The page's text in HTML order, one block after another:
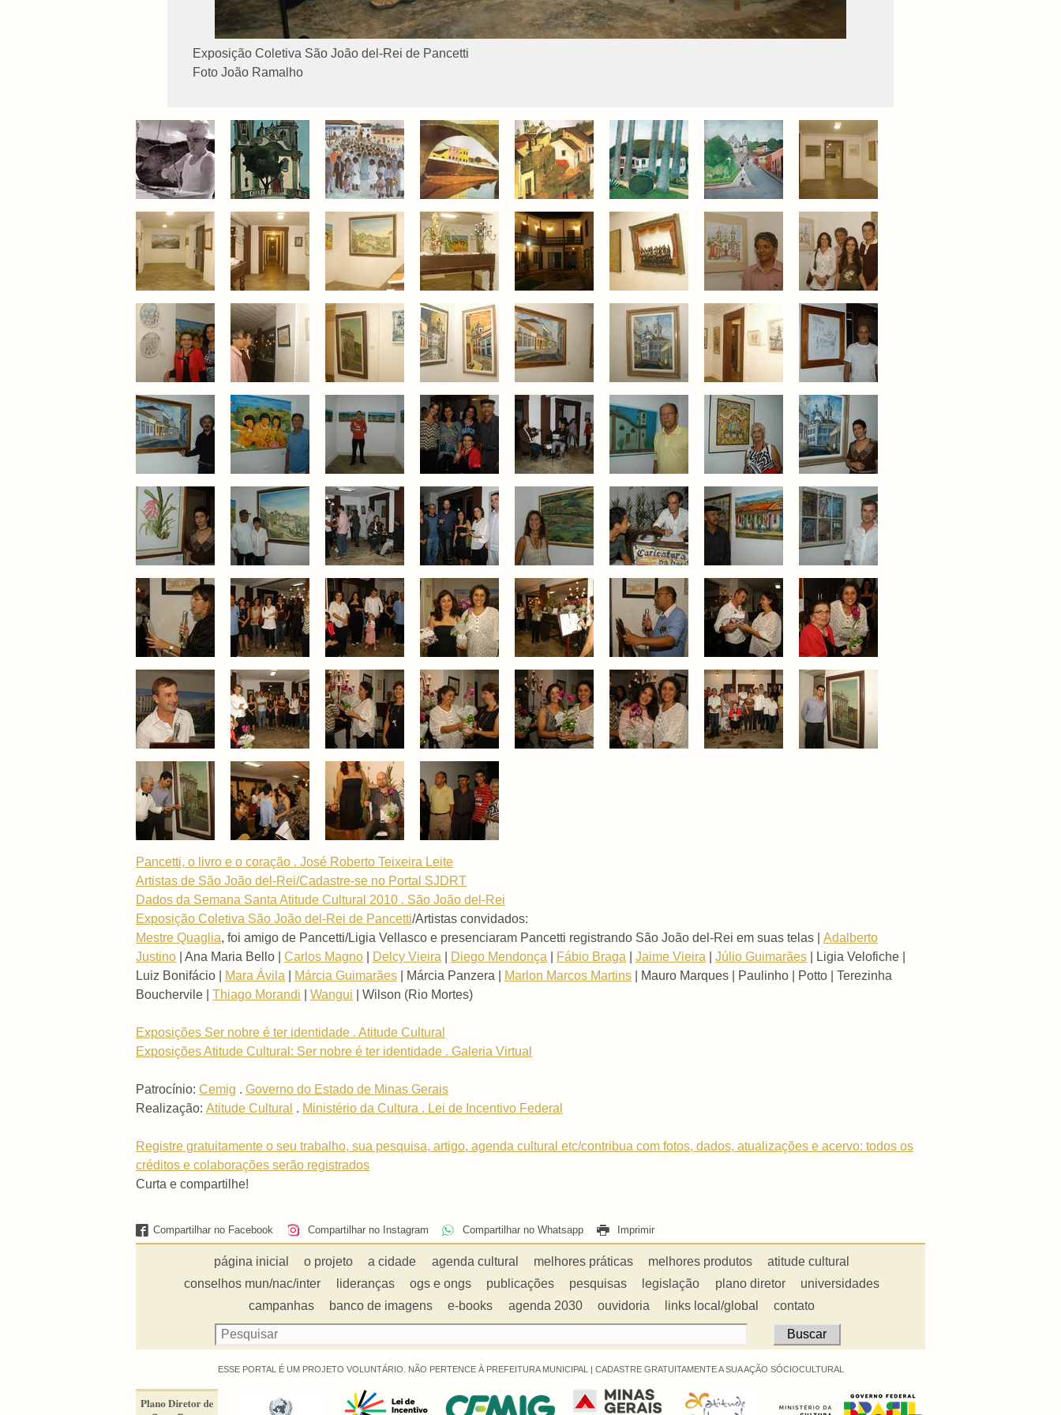
Exposição Coletiva São João del-Rei de Pancetti
Foto João Ramalho
Pancetti, o livro e o coração . José Roberto Teixeira Leite
Artistas de São João del-Rei/Cadastre-se no Portal SJDRT
Dados da Semana Santa Atitude Cultural 2010 . São João del-Rei
Exposição Coletiva São João del-Rei de Pancetti/Artistas convidados:
Mestre Quaglia, foi amigo de Pancetti/Ligia Vellasco e presenciaram Pancetti registrando São João del-Rei em suas telas | Adalberto
Justino | Ana Maria Bello | Carlos Magno Delcy Vieira Diego Mendonça Fábio Braga Jaime Vieira Júlio Guimarães | Ligia Velofiche |
Luiz Bonifácio |
Mara Ávila Márcia Guimarães | Márcia Panzera | Marlon Marcos Martins | Mauro Marques | Paulinho | Potto | Terezinha
Bouchervile | Thiago Morandi Wangui | Wilson (Rio Mortes)
Exposições Ser nobre é ter identidade . Atitude Cultural
Exposições Atitude Cultural: Ser nobre é ter identidade . Galeria Virtual
Patrocínio: Cemig . Governo do Estado de Minas Gerais
Realização: Atitude Cultural . Ministério da Cultura . Lei de Incentivo Federal
Registre gratuitamente o seu trabalho, sua pesquisa, artigo, agenda cultural etc/contribua com fotos, dados, atualizações e acervo: todos os
créditos e colaborações serão registrados
Curta e compartilhe!
Compartilhar no Facebook Compartilhar no Instagram Compartilhar no Whatsapp Imprimir
página inicial o projeto a cidade agenda cultural melhores práticas melhores produtos
atitude cultural
conselhos mun/nac/inter
lideranças ogs e ongs publicações pesquisas legislação plano diretor
universidades
campanhas
banco de imagens e-books agenda 2030 ouvidoria links local/global contato
ESSE PORTAL É UM PROJETO VOLUNTÁRIO. NÃO PERTENCE À PREFEITURA MUNICIPAL | CADASTRE GRATUITAMENTE A SUA AÇÃO SÓCIOCULTURAL